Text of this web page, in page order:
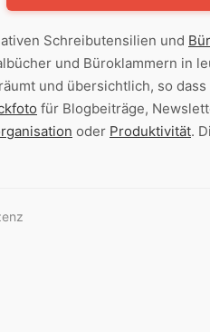
Schreibutensilien und
und Büroklammern in
und übersichtlich, so dass
für Blogbeiträge,
oder Produktivität.